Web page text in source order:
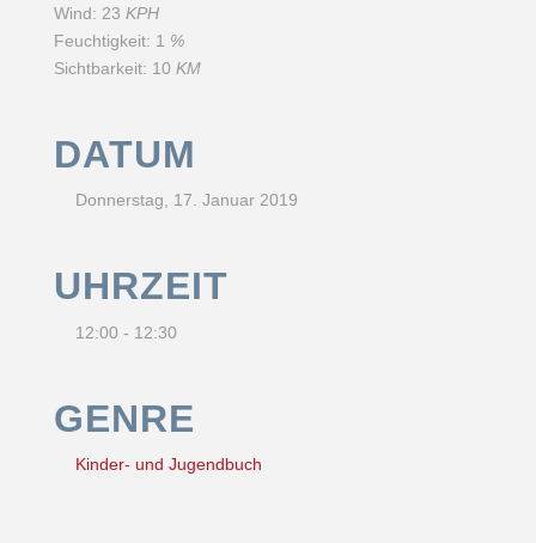
Wind: 23 KPH
Feuchtigkeit: 1 %
Sichtbarkeit: 10 KM
DATUM
Donnerstag, 17. Januar 2019
UHRZEIT
12:00 - 12:30
GENRE
Kinder- und Jugendbuch